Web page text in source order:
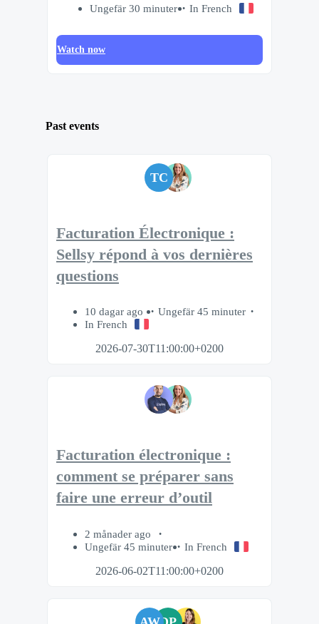
Ungefär 30 minuter In French
Watch now
Past events
TC
Facturation Électronique :
Sellsy répond à vos dernières
questions
10 dagar ago
Ungefär 45 minuter
In French
2026-07-30T11:00:00+0200
Facturation électronique :
comment se préparer sans
faire une erreur d’outil
2 månader ago
Ungefär 45 minuter
In French
2026-06-02T11:00:00+0200